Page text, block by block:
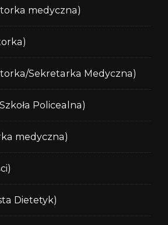
medyczna)
Sekretarka Medyczna)
Policealna)
medyczna)
Dietetyk)